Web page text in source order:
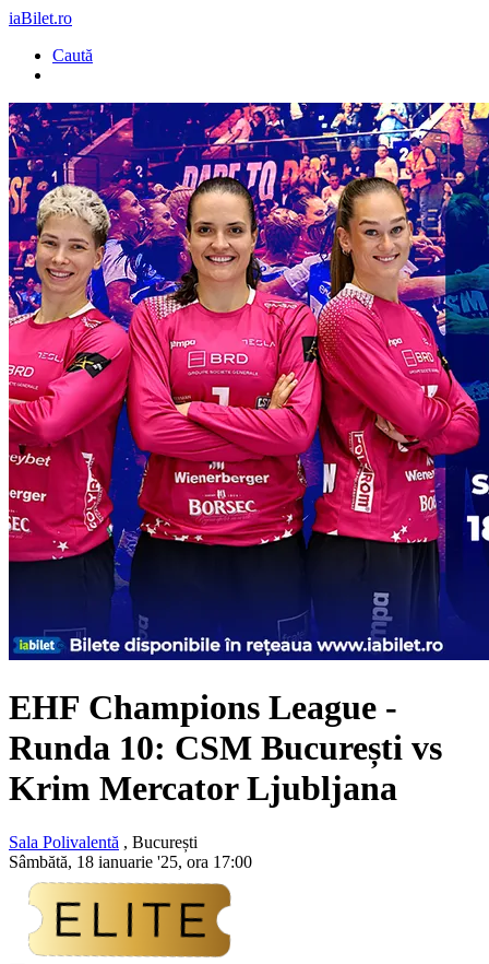
iaBilet.ro
Caută
EHF Champions League -
Runda 10: CSM București vs
Krim Mercator Ljubljana
Sala Polivalentă , București
Sâmbătă, 18 ianuarie '25, ora 17:00